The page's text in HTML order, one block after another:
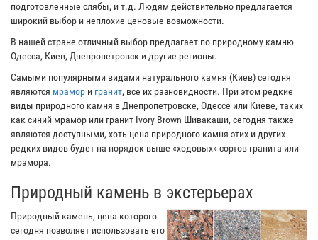
подготовленные слябы, и т.д. Людям действительно предлагается
широкий выбор и неплохие ценовые возможности.
В нашей стране отличный выбор предлагает по природному камню
Одесса, Киев, Днепропетровск и другие регионы.
Самыми популярными видами натурального камня (Киев) сегодня
являются мрамор и гранит, все их разновидности. При этом редкие
виды природного камня в Днепропетровске, Одессе или Киеве, таких
как синий мрамор или гранит Ivory Brown Шивакаши, сегодня также
являются доступными, хоть цена природного камня этих и других
редких видов будет на порядок выше «ходовых» сортов гранита или
мрамора.
Природный камень в экстерьерах
Природный камень, цена которого
сегодня позволяет использовать его